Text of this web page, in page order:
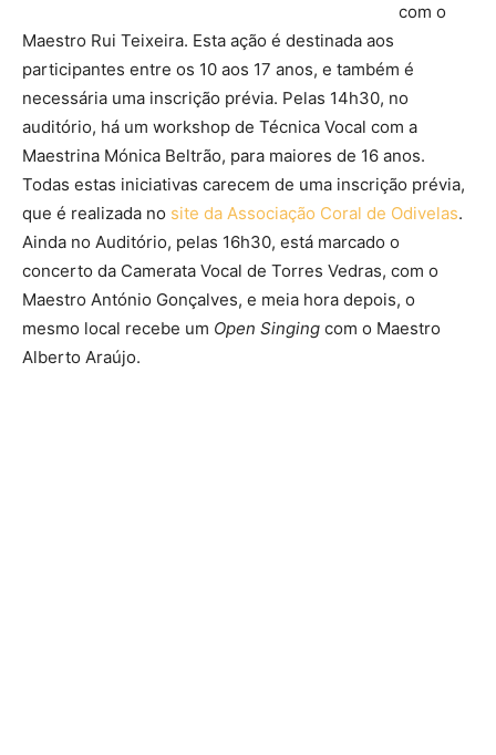
com o
Maestro Rui Teixeira. Esta ação é destinada aos
participantes entre os 10 aos 17 anos, e também é
necessária uma inscrição prévia. Pelas 14h30, no
auditório, há um workshop de Técnica Vocal com a
Maestrina Mónica Beltrão, para maiores de 16 anos.
Todas estas iniciativas carecem de uma inscrição prévia,
que é realizada no site da Associação Coral de Odivelas.
Ainda no Auditório, pelas 16h30, está marcado o
concerto da Camerata Vocal de Torres Vedras, com o
Maestro António Gonçalves, e meia hora depois, o
mesmo local recebe um Open Singing com o Maestro
Alberto Araújo.